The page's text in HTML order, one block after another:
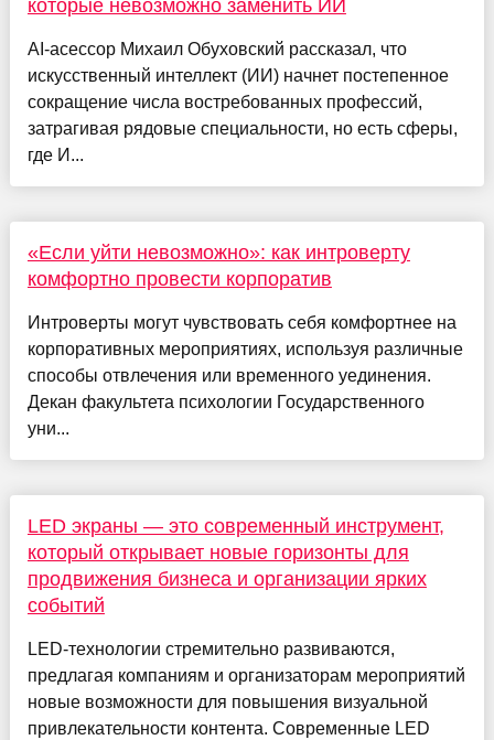
которые невозможно заменить ИИ
AI-асессор Михаил Обуховский рассказал, что
искусственный интеллект (ИИ) начнет постепенное
сокращение числа востребованных профессий,
затрагивая рядовые специальности, но есть сферы,
где И...
«Если уйти невозможно»: как интроверту
комфортно провести корпоратив
Интроверты могут чувствовать себя комфортнее на
корпоративных мероприятиях, используя различные
способы отвлечения или временного уединения.
Декан факультета психологии Государственного
уни...
LED экраны — это современный инструмент,
который открывает новые горизонты для
продвижения бизнеса и организации ярких
событий
LED-технологии стремительно развиваются,
предлагая компаниям и организаторам мероприятий
новые возможности для повышения визуальной
привлекательности контента. Современные LED